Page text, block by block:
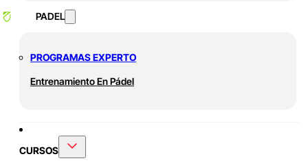
PADEL
PROGRAMAS EXPERTO
Entrenamiento En Pádel
CURSOS